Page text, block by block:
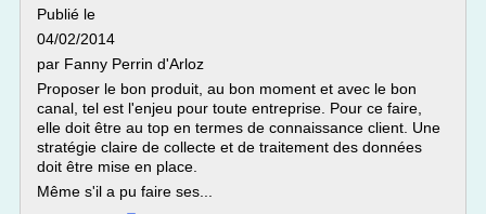
Publié le
04/02/2014
par Fanny Perrin d'Arloz
Proposer le bon produit, au bon moment et avec le bon
canal, tel est l'enjeu pour toute entreprise. Pour ce faire,
elle doit être au top en termes de connaissance client. Une
stratégie claire de collecte et de traitement des données
doit être mise en place.
Même s'il a pu faire ses...